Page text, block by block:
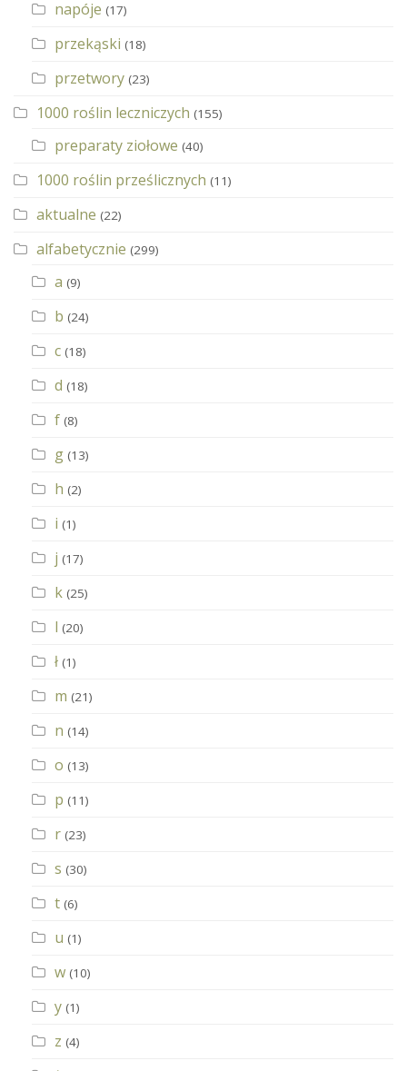
napóje (17)
przekąski (18)
przetwory (23)
1000 roślin leczniczych (155)
preparaty ziołowe (40)
1000 roślin prześlicznych (11)
aktualne (22)
alfabetycznie (299)
a (9)
b (24)
c (18)
d (18)
f (8)
g (13)
h (2)
i (1)
j (17)
k (25)
l (20)
ł (1)
m (21)
n (14)
o (13)
p (11)
r (23)
s (30)
t (6)
u (1)
w (10)
y (1)
z (4)